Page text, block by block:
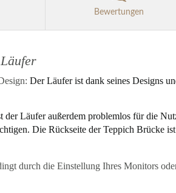
Bewertungen
Der Läufer ist dank seines Designs
Läufer außerdem problemlos für die
Die Rückseite der Teppich Brücke
durch die Einstellung Ihres Monitors